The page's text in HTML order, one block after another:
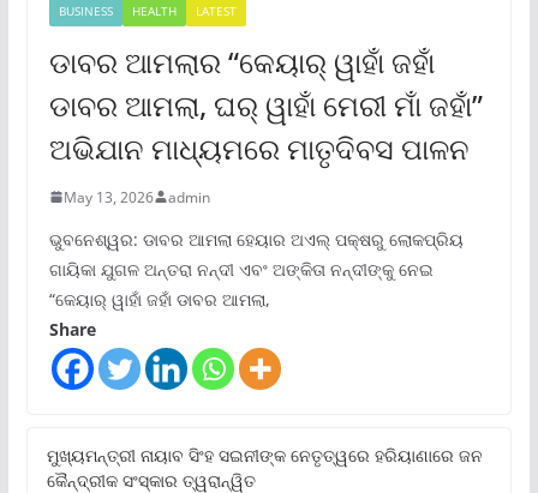
BUSINESS HEALTH LATEST
ଡାବର ଆମଲାର “କେୟାର୍ ୱାହାଁ ଜହାଁ
ଡାବର ଆମଲା, ଘର୍ ୱାହାଁ ମେରୀ ମାଁ ଜହାଁ”
ଅଭିଯାନ ମାଧ୍ୟମରେ ମାତୃଦିବସ ପାଳନ
May 13, 2026 admin
ଭୁବନେଶ୍ୱର: ଡାବର ଆମଲା ହେୟାର ଅଏଲ୍ ପକ୍ଷରୁ ଲୋକପ୍ରିୟ
ଗାୟିକା ଯୁଗଳ ଅନ୍ତରା ନନ୍ଦୀ ଏବଂ ଅଙ୍କିତା ନନ୍ଦୀଙ୍କୁ ନେଇ
“କେୟାର୍ ୱାହାଁ ଜହାଁ ଡାବର ଆମଲା,
Share
ମୁଖ୍ୟମନ୍ତ୍ରୀ ନାୟାବ ସିଂହ ସଇନୀଙ୍କ ନେତୃତ୍ୱରେ ହରିୟାଣାରେ ଜନ
କୈନ୍ଦ୍ରୀକ ସଂସ୍କାର ତ୍ୱରାନ୍ୱିତ